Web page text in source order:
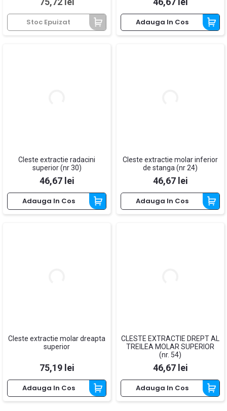
Stoc Epuizat Adauga In Cos
Cleste extractie radacini
superior (nr 30)
Pret
46,67 lei
Adauga In Cos
Cleste extractie molar inferior
de stanga (nr 24)
Pret
46,67 lei
Adauga In Cos
Cleste extractie molar dreapta
superior
Pret
75,19 lei
Adauga In Cos
CLESTE EXTRACTIE DREPT AL
TREILEA MOLAR SUPERIOR
(nr. 54)
Pret
46,67 lei
Adauga In Cos